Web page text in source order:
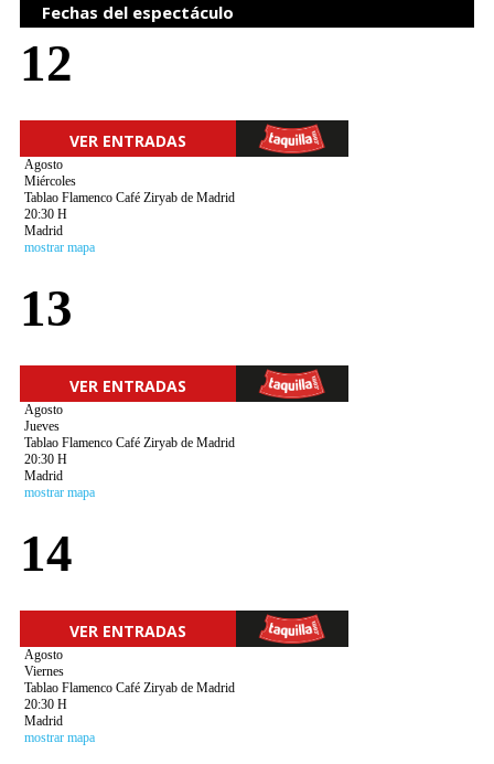
Fechas del espectáculo
12
VER ENTRADAS
Agosto
Miércoles
Tablao Flamenco Café Ziryab de Madrid
20:30 H
Madrid
mostrar mapa
13
VER ENTRADAS
Agosto
Jueves
Tablao Flamenco Café Ziryab de Madrid
20:30 H
Madrid
mostrar mapa
14
VER ENTRADAS
Agosto
Viernes
Tablao Flamenco Café Ziryab de Madrid
20:30 H
Madrid
mostrar mapa